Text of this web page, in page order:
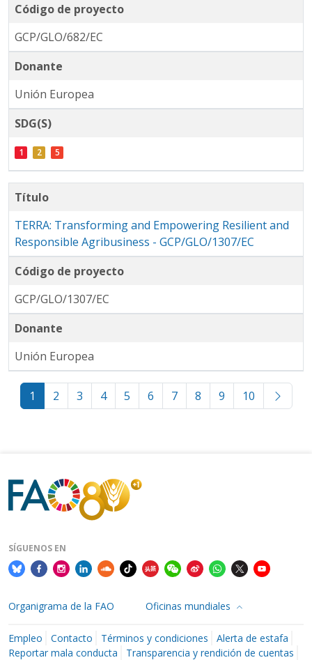
Código de proyecto
GCP/GLO/682/EC
Donante
Unión Europea
SDG(S)
Título
TERRA: Transforming and Empowering Resilient and
Responsible Agribusiness - GCP/GLO/1307/EC
Código de proyecto
GCP/GLO/1307/EC
Donante
Unión Europea
1 2 3 4 5 6 7 8 9 10
SÍGUENOS EN
Organigrama de la FAO Oficinas mundiales
Empleo Contacto Términos y condiciones
Alerta de estafa
Reportar mala conducta
Transparencia y rendición de cuentas